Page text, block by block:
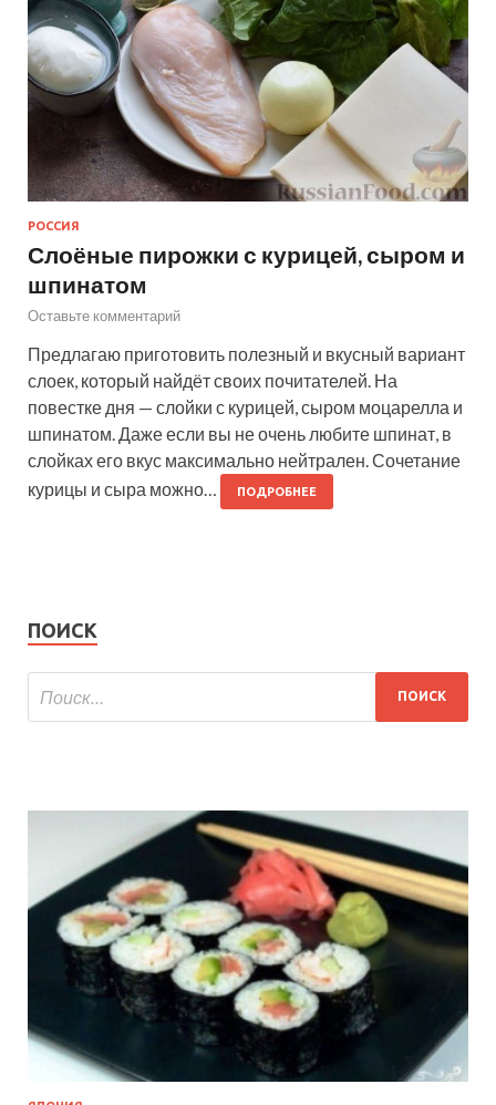
РОССИЯ
Слоёные пирожки с курицей, сыром и
шпинатом
Оставьте комментарий
Предлагаю приготовить полезный и вкусный вариант
слоек, который найдёт своих почитателей. На
повестке дня — слойки с курицей, сыром моцарелла и
шпинатом. Даже если вы не очень любите шпинат, в
слойках его вкус максимально нейтрален. Сочетание
курицы и сыра можно…
ПОДРОБНЕЕ
ПОИСК